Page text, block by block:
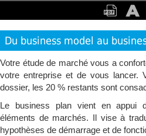
Du business model au
Votre étude de marché vous a
votre entreprise et de vous lancer.
dossier, les 20 % restants sont
Le business plan vient en appui
éléments de marchés. Il vise à
hypothèses de démarrage et de